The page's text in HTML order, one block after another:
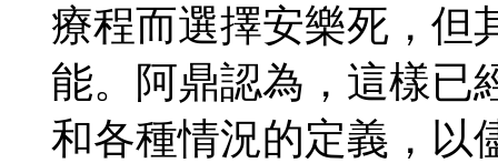
療程而選擇安樂死，但
能。阿鼎認為，這樣已
和各種情況的定義，以